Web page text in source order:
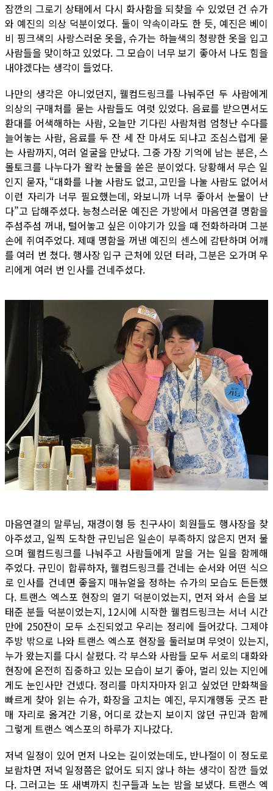
잠깐의 그로기 상태에서 다시 화사함을 되찾을 수 있었던 건 슈가
와 예진의 의상 덕분이었다. 둘이 약속이라도 한 듯, 예진은 베이
비 핑크색의 사랑스러운 옷을, 슈가는 하늘색의 청량한 옷을 입고
사람들을 맞이하고 있었다. 그 모습이 너무 보기 좋아서 나도 힘을
내야겠다는 생각이 들었다.
나만의 생각은 아니었던지, 웰컴드링크를 나눠주던 두 사람에게
의상의 구매처를 묻는 사람들도 여럿 있었다. 음료를 받으면서도
환대를 어색해하는 사람, 오늘만 기다린 사람처럼 엄청난 수다를
늘어놓는 사람, 음료를 두 잔 세 잔 마셔도 되냐고 조심스럽게 묻
는 사람까지, 여러 얼굴을 만났다. 그중 가장 기억에 남는 분은, 스
몰토크를 나누다가 왈칵 눈물을 쏟은 분이었다. 당황해서 무슨 일
인지 묻자, “대화를 나눌 사람도 없고, 고민을 나눌 사람도 없어서
이런 자리가 너무 필요했는데, 와보니까 너무 좋아서 눈물이 난
다”고 답해주셨다. 능청스러운 예진은 가방에서 마음연결 명함을
주섬주섬 꺼내, 털어놓고 싶은 이야기가 있을 때 전화하라며 그분
손에 쥐여주었다. 제때 명함을 꺼낸 예진의 센스에 감탄하며 어깨
를 여러 번 쳤다. 행사장 입구 근처에 있던 터라, 그분은 오가며 우
리에게 여러 번 인사를 건네주셨다.
마음연결의 말루님, 재경이형 등 친구사이 회원들도 행사장을 찾
아주셨고, 일찍 도착한 규민님은 일손이 부족하지 않은지 먼저 물
으며 웰컴드링크를 나눠주고 사람들에게 말을 거는 일을 함께해
주었다. 규민이 합류하자, 웰컴드링크를 건네는 순서와 어떤 식으
로 인사를 건네면 좋을지 매뉴얼을 정하는 슈가의 모습도 든든했
다. 트랜스 엑스포 현장의 열기 덕분이었는지, 먼저 와서 손을 보
태준 분들 덕분이었는지, 12시에 시작한 웰컴드링크는 서너 시간
만에 250잔이 모두 소진되었고 우리는 정리에 들어갔다. 그제야
주방 밖으로 나와 트랜스 엑스포 현장을 둘러보며 무엇이 있는지,
누가 왔는지를 다시 살폈다. 각 부스와 사람들 모두 서로의 대화와
현장에 온전히 집중하고 있는 모습이 보기 좋아, 멀리 있는 지인에
게도 눈인사만 건넸다. 정리를 마치자마자 읽고 싶었던 만화책을
빠르게 찾아 읽는 슈가, 화장을 고치는 예진, 무지개행동 굿즈 판
매 자리로 옮겨간 기용, 어디로 갔는지 보이지 않던 규민과 함께
그렇게 트랜스 엑스포의 하루가 지나갔다.
저녁 일정이 있어 먼저 나오는 길이었는데도, 반나절이 이 정도로
보람차면 저녁 일정쯤은 없어도 되지 않나 하는 생각이 잠깐 들었
다. 그러고는 또 새벽까지 친구들과 노는 밤을 보냈다. 트랜스 엑